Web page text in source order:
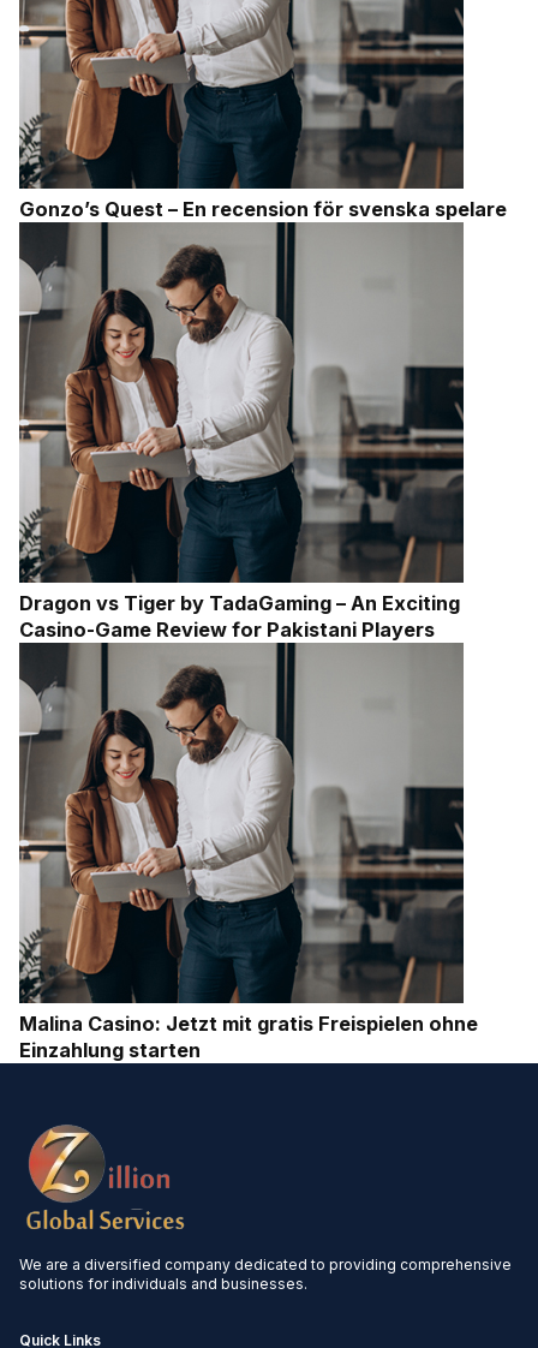
Gonzo’s Quest – En recension för svenska spelare
Dragon vs Tiger by TadaGaming – An Exciting
Casino-Game Review for Pakistani Players
Malina Casino: Jetzt mit gratis Freispielen ohne
Einzahlung starten
We are a diversified company dedicated to providing comprehensive
solutions for individuals and businesses.
Quick Links